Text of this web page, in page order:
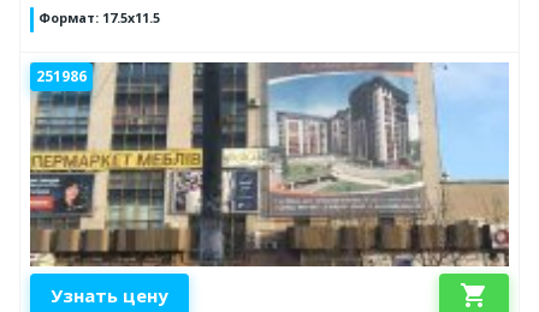
Формат: 17.5x11.5
251986
Узнать цену shopping_cart